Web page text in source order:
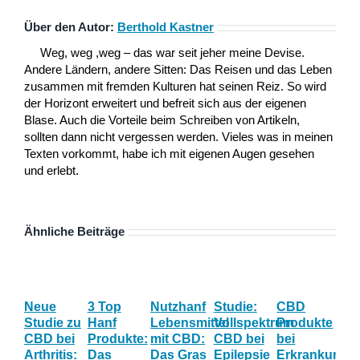
Über den Autor: Berthold Kastner
Weg, weg ,weg – das war seit jeher meine Devise.
Andere Ländern, andere Sitten: Das Reisen und das Leben
zusammen mit fremden Kulturen hat seinen Reiz. So wird
der Horizont erweitert und befreit sich aus der eigenen
Blase. Auch die Vorteile beim Schreiben von Artikeln,
sollten dann nicht vergessen werden. Vieles was in meinen
Texten vorkommt, habe ich mit eigenen Augen gesehen
und erlebt.
Ähnliche Beiträge
Neue
Studie zu
CBD bei
Arthritis:
3 Top
Hanf
Produkte:
Das
Nutzhanf
Lebensmittel
mit CBD:
Das Gras
Studie:
Vollspektrum
CBD bei
Epilepsie
CBD
Produkte
bei